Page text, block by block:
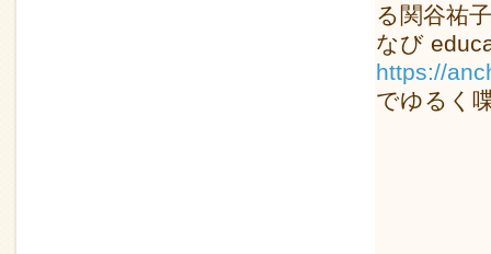
る関谷祐
なび
https://
でゆるく